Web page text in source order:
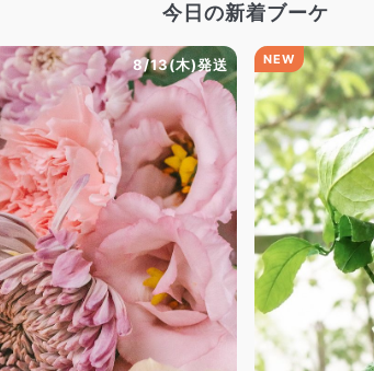
今日の新着ブーケ
8/13(木)発送 NEW